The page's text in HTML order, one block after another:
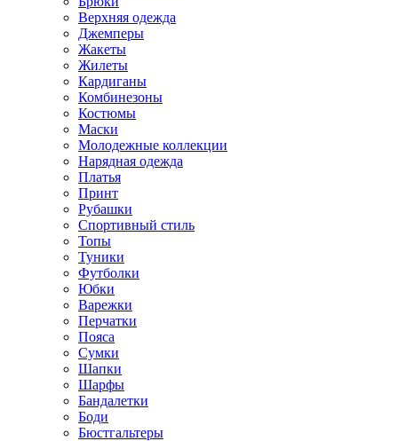
Верхняя одежда
Джемперы
Жакеты
Жилеты
Кардиганы
Комбинезоны
Костюмы
Маски
Молодежные коллекции
Нарядная одежда
Платья
Принт
Рубашки
Спортивный стиль
Топы
Туники
Футболки
Юбки
Варежки
Перчатки
Пояса
Сумки
Шапки
Шарфы
Бандалетки
Боди
Бюстгальтеры